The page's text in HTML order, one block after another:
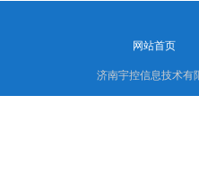
网站首页
济南宇控信息技术有